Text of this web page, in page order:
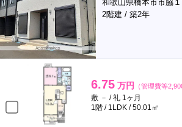
和歌山県橋本市市脇
2階建 / 築2年
6.75 万円 （管理費等
敷 － / 礼 1ヶ月
1階 / 1LDK / 50.01㎡